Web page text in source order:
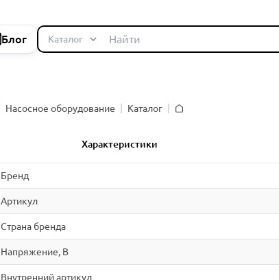
Блог
Насосное оборудование
Каталог
Характеристики
Бренд
Артикул
Страна бренда
Напряжение, В
Внутренний артикул